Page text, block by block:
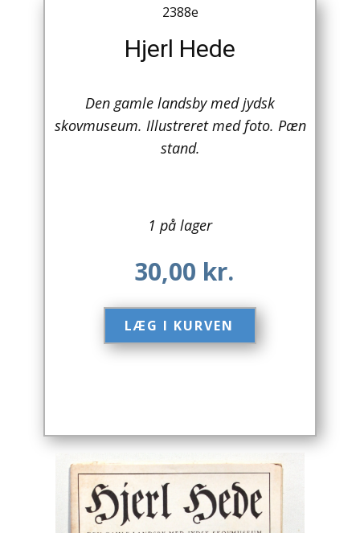
Antikke / Specielle Bøger
Antikviteter
Arkitektur
Biografier / Erindringer
Børn / Unge
Børnebøger
Bryggerier
Engelsk
Erhverv
2388e
Hjerl Hede
Den gamle landsby med jydsk
skovmuseum. Illustreret med foto. Pæn
stand.
1 på lager
30,00 kr.
LÆG I KURVEN​